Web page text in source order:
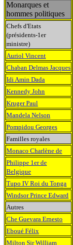
Monarques et
hommes politiques
Chefs d'Etats
(présidents-1er
ministre)
Auriol Vincent
Chaban Delmas Jacques
Idi Amin Dada
Kennedy John
Kruger Paul
Mandela Nelson
Pompidou Georges
Familles royales
Monaco Charlène de
Philippe 1er de
Belgique
Tupo IV Roi du Tonga
Windsor Prince Edward
Autres
Che Guevara Ernesto
Eboué Félix
Milton Sir William